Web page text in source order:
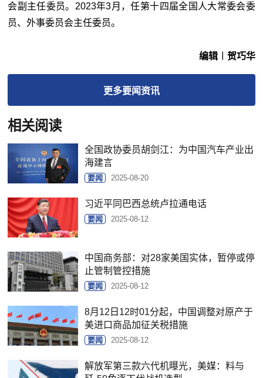
会副主任委员。2023年3月，任第十四届全国人大常委会委
员、外事委员会主任委员。
编辑︱贺巧华
更多要闻资讯
相关阅读
全国政协委员胡剑江：为中国汽车产业出
海建言
要闻 2025-08-20
习近平同巴西总统卢拉通电话
要闻 2025-08-12
中国商务部：对28家美国实体，暂停或停
止管制管控措施
要闻 2025-08-12
8月12日12时01分起，中国调整对原产于
美进口商品加征关税措施
要闻 2025-08-12
解放军第三款六代机曝光，美媒：料与